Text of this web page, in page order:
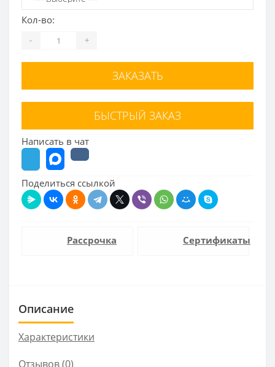
Кол-во:
- +
ЗАКАЗАТЬ
БЫСТРЫЙ ЗАКАЗ
Написать в чат
Поделиться ссылкой
Рассрочка Сертификаты
Описание
Характеристики
Отзывов (0)